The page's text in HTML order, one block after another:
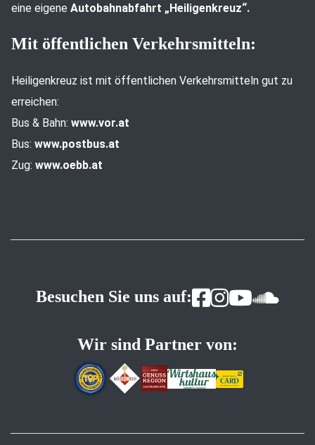
eine eigene Autobahnabfahrt „Heiligenkreuz“.
Mit öffentlichen Verkehrsmitteln:
Heiligenkreuz ist mit öffentlichen Verkehrsmitteln gut zu
erreichen:
Bus & Bahn: www.vor.at
Bus: www.postbus.at
Zug: www.oebb.at
Besuchen Sie uns auf:
Wir sind Partner von: